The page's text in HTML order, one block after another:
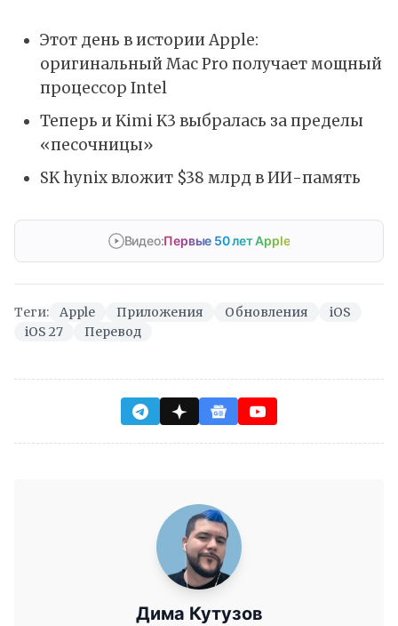
Этот день в истории Apple:
оригинальный Mac Pro получает мощный
процессор Intel
Теперь и Kimi K3 выбралась за пределы
«песочницы»
SK hynix вложит $38 млрд в ИИ-память
Видео:Первые 50 лет Apple
Теги: Apple Приложения Обновления
iOS
iOS 27
Перевод
Дима Кутузов